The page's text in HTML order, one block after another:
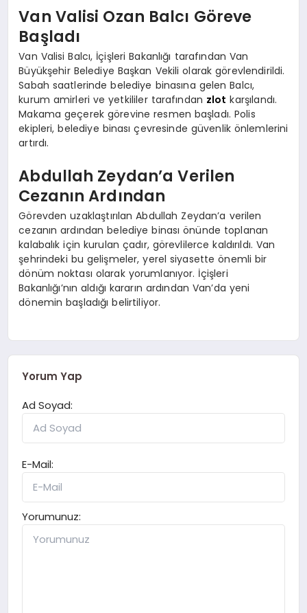
Van Valisi Ozan Balcı Göreve
Başladı
Van Valisi Balcı, İçişleri Bakanlığı tarafından Van
Büyükşehir Belediye Başkan Vekili olarak görevlendirildi.
Sabah saatlerinde belediye binasına gelen Balcı,
kurum amirleri ve yetkililer tarafından zlot karşılandı.
Makama geçerek görevine resmen başladı. Polis
ekipleri, belediye binası çevresinde güvenlik önlemlerini
artırdı.
Abdullah Zeydan’a Verilen
Cezanın Ardından
Görevden uzaklaştırılan Abdullah Zeydan’a verilen
cezanın ardından belediye binası önünde toplanan
kalabalık için kurulan çadır, görevlilerce kaldırıldı. Van
şehrindeki bu gelişmeler, yerel siyasette önemli bir
dönüm noktası olarak yorumlanıyor. İçişleri
Bakanlığı’nın aldığı kararın ardından Van’da yeni
dönemin başladığı belirtiliyor.
Yorum Yap
Ad Soyad:
E-Mail:
Yorumunuz: